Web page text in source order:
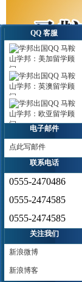
QQ 客服
马鞍
山学邦：美加留学顾
问
马鞍
山学邦：英澳留学顾
问
马鞍
山学邦：欧亚留学顾
问
电子邮件
点此写邮件
联系电话
0555-2470486
0555-2474585
0555-2474585
关注我们
新浪微博
新浪博客